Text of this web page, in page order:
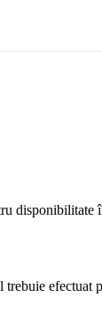
disponibilitate
trebuie efectuat